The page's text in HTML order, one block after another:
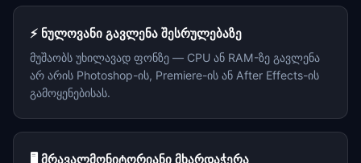
⚡ ნულოვანი გავლენა შესრულებაზე
მუშაობს უხილავად ფონზე — CPU ან RAM-ზე გავლენა
არ არის Photoshop-ის, Premiere-ის ან After Effects-ის
გამოყენებისას.
🖥️ მრავალმონიტორიანი მხარდაჭერა